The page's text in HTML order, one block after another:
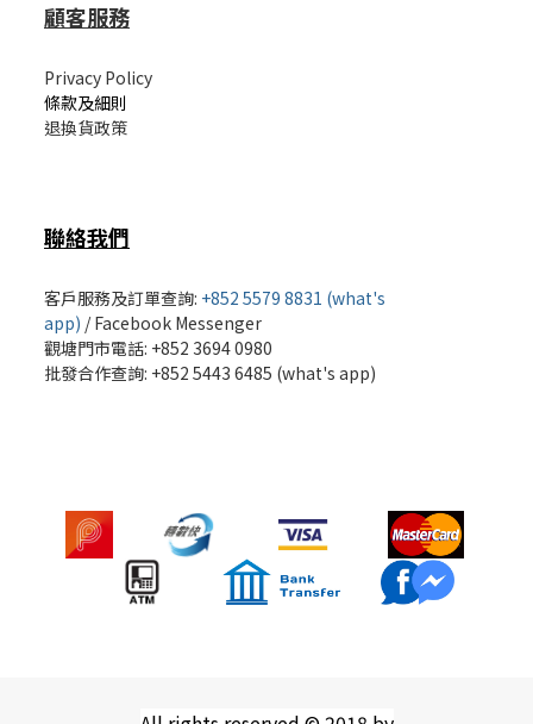
顧客服務
Privacy Policy
條款及細則
退換貨政策
聯絡我們
客戶服務及訂單查詢: +852 5579 8831 (what's
app) /Facebook Messenger
觀塘門市電話: +852 3694 0980
批發合作查詢: +852 5443 6485 (what's app)